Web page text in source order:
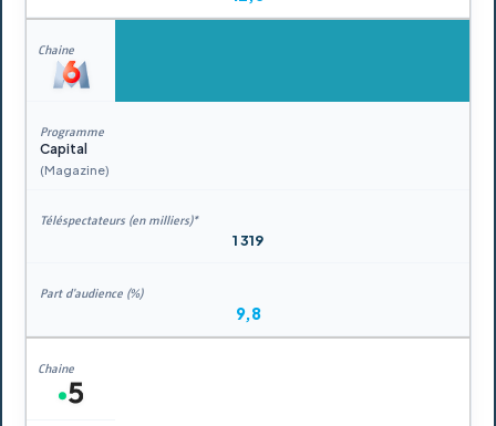
Capital
(Magazine)
1 319
9,8